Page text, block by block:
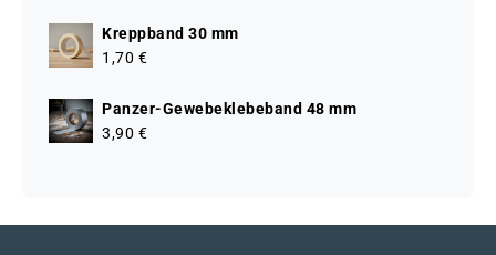
Kreppband 30 mm
1,70 €
Panzer-Gewebeklebeband 48 mm
3,90 €